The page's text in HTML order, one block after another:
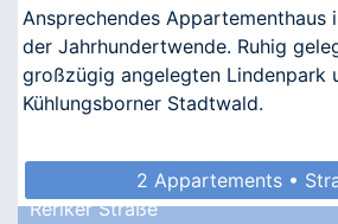
Ansprechendes Appartementhaus
der Jahrhundertwende. Ruhig
großzügig angelegten Lindenpark
Kühlungsborner Stadtwald.
2 Appartements •
Reriker Straße